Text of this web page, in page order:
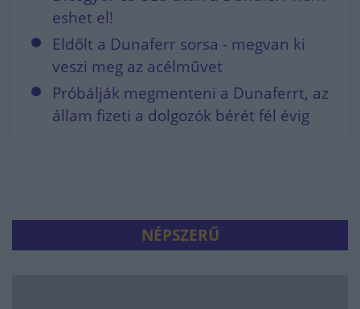
eshet el!
Eldőlt a Dunaferr sorsa - megvan ki
veszi meg az acélművet
Próbálják megmenteni a Dunaferrt, az
állam fizeti a dolgozók bérét fél évig
NÉPSZERŰ